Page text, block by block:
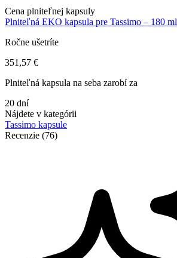
Cena plniteľnej kapsuly
Plniteľná EKO kapsula pre Tassimo – 180 ml
Ročne ušetríte
351,57 €
Plniteľná kapsula na seba zarobí za
20 dní
Nájdete v kategórii
Tassimo kapsule
Recenzie (76)